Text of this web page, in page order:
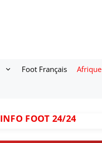
Foot Français Afrique
INFO FOOT 24/24